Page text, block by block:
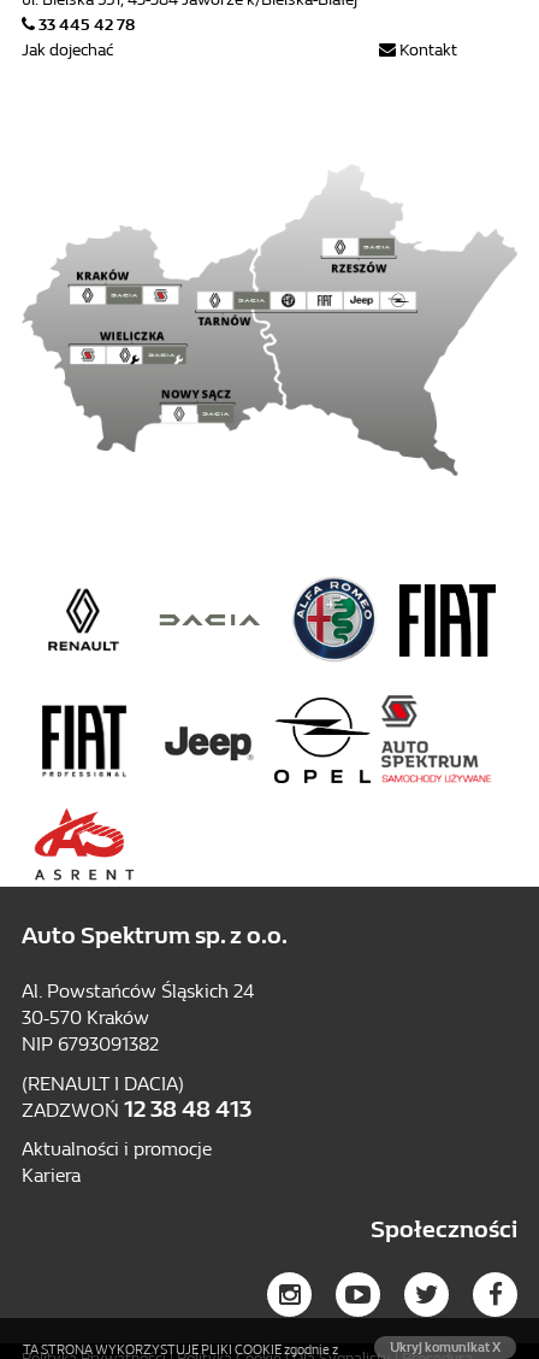
Ukryj komunikat X
TA STRONA WYKORZYSTUJE PLIKI COOKIE zgodnie z
33 445 42 78
Kontakt
Jak dojechać
Auto Spektrum sp. z o.o.
Al. Powstańców Śląskich 24
30-570 Kraków
NIP 6793091382
(RENAULT I DACIA)
ZADZWOŃ 12 38 48 413
Aktualności i promocje
Kariera
Społeczności